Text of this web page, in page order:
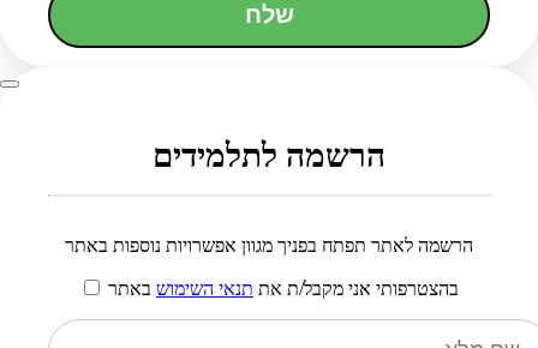
שלח
הרשמה לתלמידים
הרשמה לאתר תפתח בפניך מגוון אפשרויות נוספות באתר
בהצטרפותי אני מקבל/ת את תנאי השימוש באתר